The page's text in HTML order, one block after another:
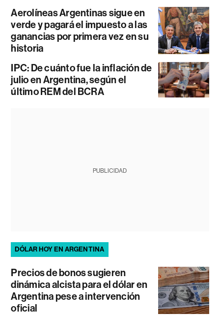
Aerolíneas Argentinas sigue en
verde y pagará el impuesto a las
ganancias por primera vez en su
historia
IPC: De cuánto fue la inflación de
julio en Argentina, según el
último REM del BCRA
PUBLICIDAD
DÓLAR HOY EN ARGENTINA
Precios de bonos sugieren
dinámica alcista para el dólar en
Argentina pese a intervención
oficial